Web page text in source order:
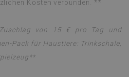
Kosten verbunden. **
von 15 € pro Tag und
Pack für Haustiere: Trinkschale,